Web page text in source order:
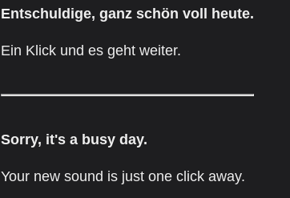
Entschuldige, ganz schön voll heute.
Ein Klick und es geht weiter.
Sorry, it's a busy day.
Your new sound is just one click away.